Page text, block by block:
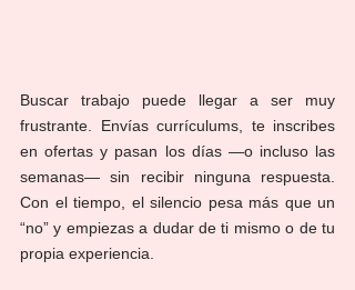
Buscar trabajo puede llegar a ser muy
frustrante. Envías currículums, te inscribes
en ofertas y pasan los días —o incluso las
semanas— sin recibir ninguna respuesta.
Con el tiempo, el silencio pesa más que un
“no” y empiezas a dudar de ti mismo o de tu
propia experiencia.